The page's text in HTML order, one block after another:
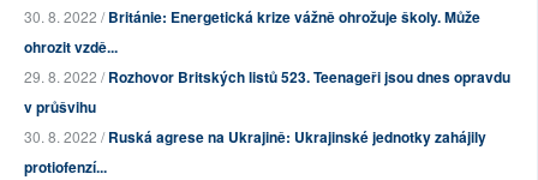
30. 8. 2022 /Británie: Energetická krize vážně ohrožuje školy. Může
ohrozit vzdě...
29. 8. 2022 /Rozhovor Britských listů 523. Teenageři jsou dnes opravdu
v průšvihu
30. 8. 2022 /Ruská agrese na Ukrajině: Ukrajinské jednotky zahájily
protiofenzí...